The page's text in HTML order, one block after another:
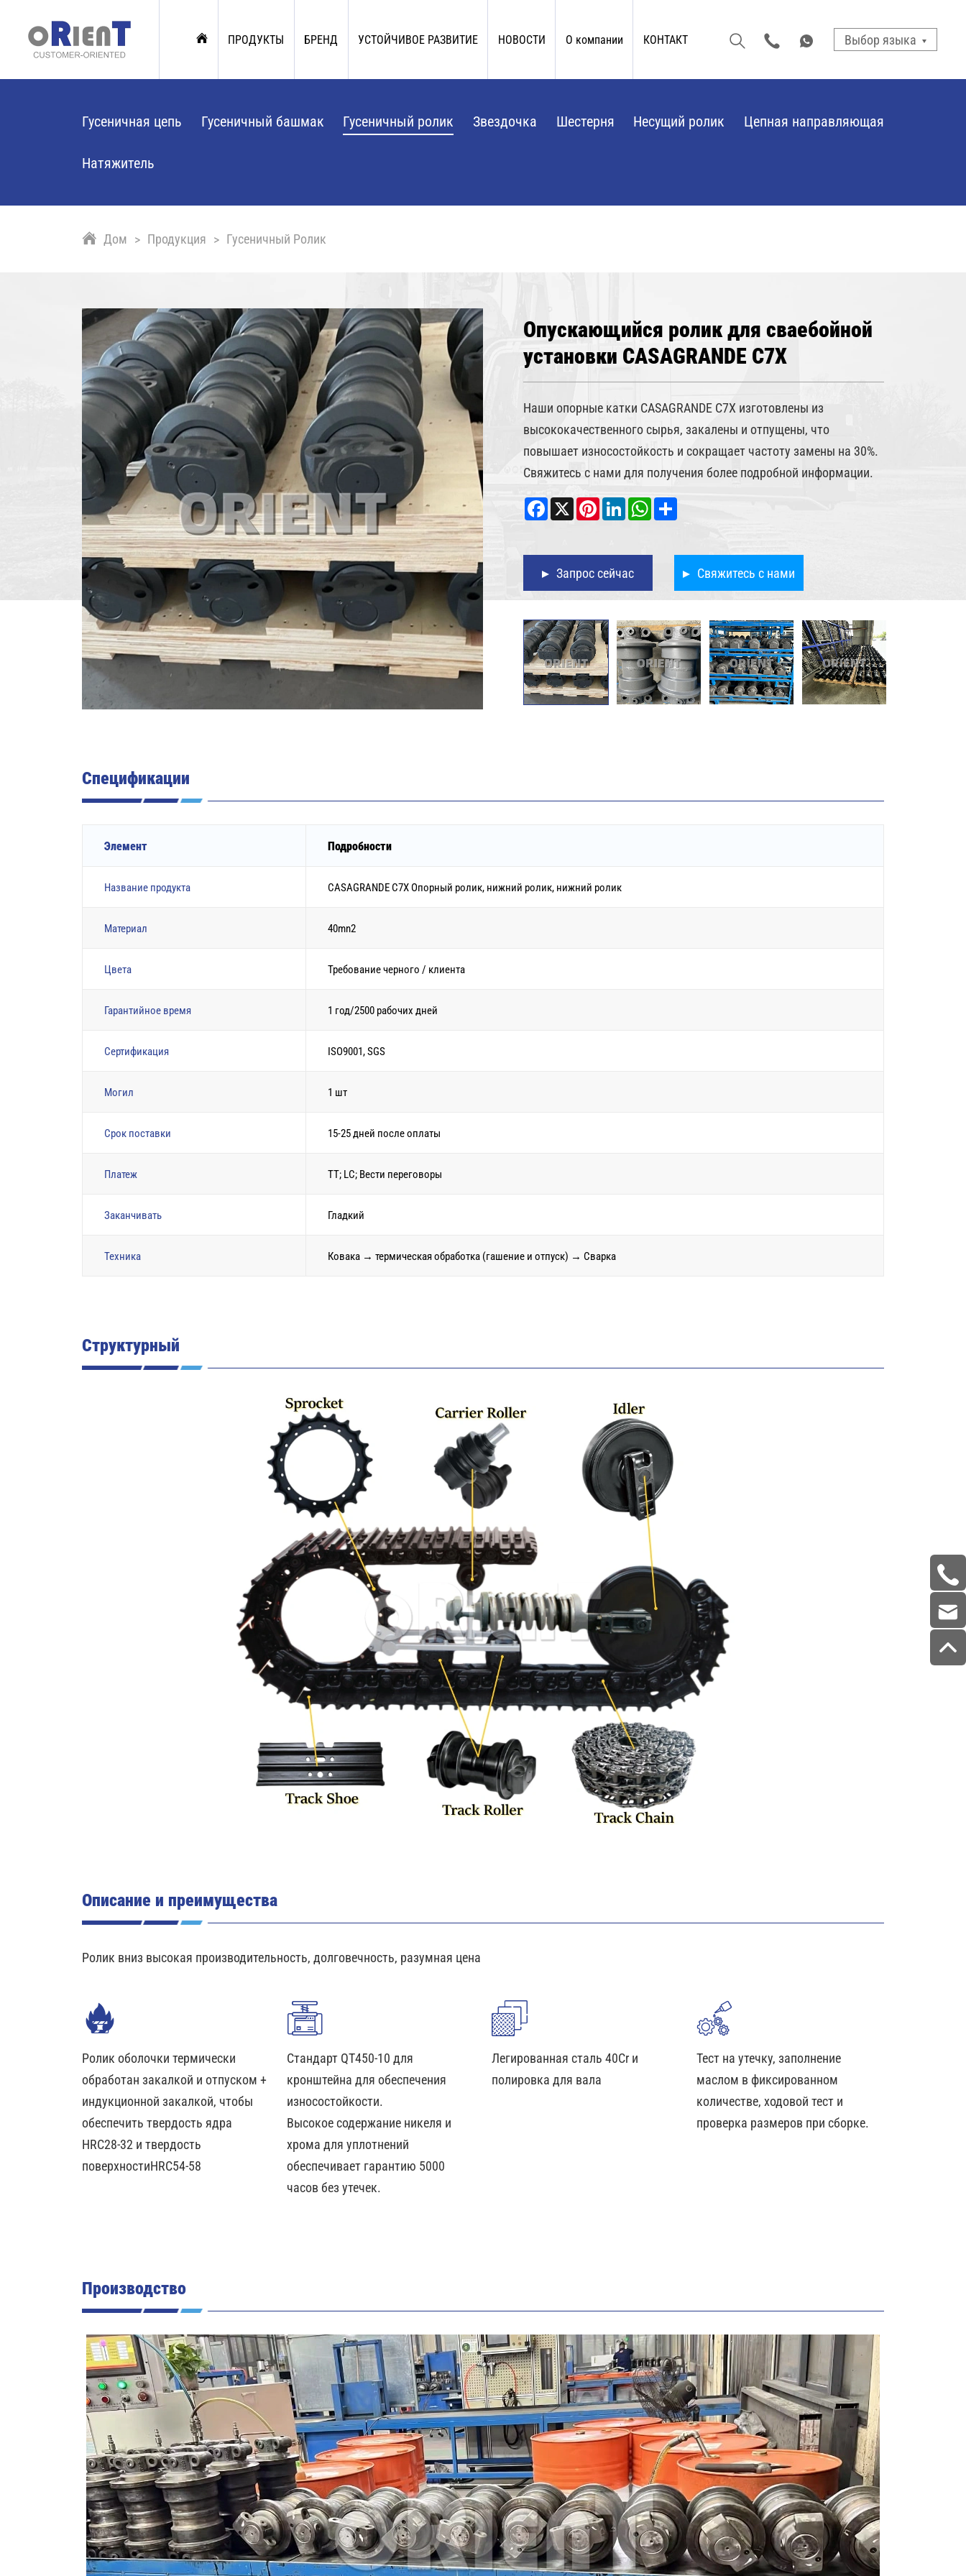
ПРОДУКТЫ БРЕНД УСТОЙЧИВОЕ РАЗВИТИЕ НОВОСТИ О компании КОНТАКТ Выбор языка
Гусеничная цепь Гусеничный башмак Гусеничный ролик Звездочка Шестерня Несущий ролик Цепная направляющая
Натяжитель
Дом Продукция Гусеничный Ролик
Опускающийся ролик для сваебойной
установки CASAGRANDE C7X
Наши опорные катки CASAGRANDE C7X изготовлены из
высококачественного сырья, закалены и отпущены, что
повышает износостойкость и сокращает частоту замены на 30%.
Свяжитесь с нами для получения более подробной информации.
Facebook
X PinterestLinkedInWhatsApp
Share
Запрос сейчас Свяжитесь с нами
Спецификации
Элемент Подробности
Название продукта CASAGRANDE C7X Опорный ролик, нижний ролик, нижний ролик
Материал 40mn2
Цвета Требование черного / клиента
Гарантийное время 1 год/2500 рабочих дней
Сертификация ISO9001, SGS
Могил 1 шт
Срок поставки 15-25 дней после оплаты
Платеж TT; LC; Вести переговоры
Заканчивать Гладкий
Техника Ковака → термическая обработка (гашение и отпуск) → Сварка
Структурный
Описание и преимущества
Ролик вниз высокая производительность, долговечность, разумная цена
Ролик оболочки термически
обработан закалкой и отпуском +
индукционной закалкой, чтобы
обеспечить твердость ядра
HRC28-32 и твердость
поверхностиHRC54-58
Стандарт QT450-10 для
кронштейна для обеспечения
износостойкости.
Высокое содержание никеля и
хрома для уплотнений
обеспечивает гарантию 5000
часов без утечек.
Легированная сталь 40Cr и
полировка для вала
Тест на утечку, заполнение
маслом в фиксированном
количестве, ходовой тест и
проверка размеров при сборке.
Производство